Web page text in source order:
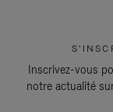
Inscrivez-vous
notre actualité